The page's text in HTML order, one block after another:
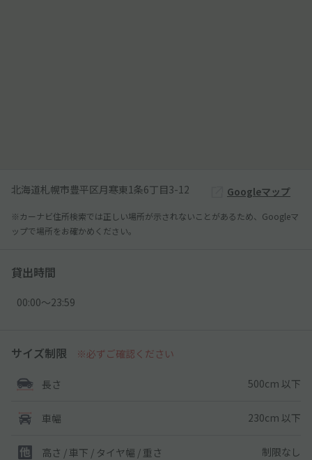
北海道札幌市豊平区月寒東1条6丁目3-12 Googleマップ
※カーナビ住所検索では正しい場所が示されないことがあるため、Googleマ
ップで場所をお確かめください。
貸出時間
00:00〜23:59
サイズ制限 ※必ずご確認ください
長さ 500cm 以下
車幅 230cm 以下
高さ / 車下 / タイヤ幅 / 重さ 制限なし